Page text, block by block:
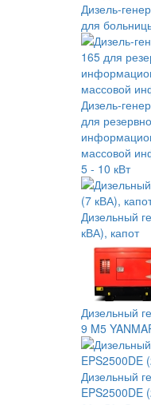
Дизель-
для
Дизель-
для
массовой
5 - 10 кВт
Дизельный
кВА), капот
Дизельный
9 M5
Дизельный
EPS2500DE